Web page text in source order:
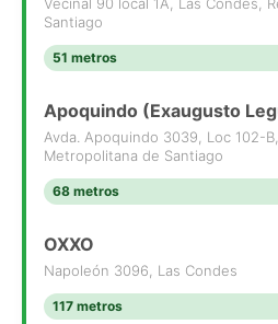
Santiago
51 metros
Apoquindo (Exaugusto
Avda. Apoquindo 3039, Loc 102-
Metropolitana de Santiago
68 metros
OXXO
Napoleón 3096, Las Condes
117 metros